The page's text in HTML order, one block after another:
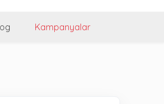
Kampanyalar